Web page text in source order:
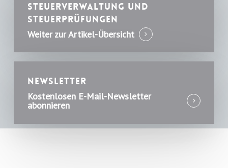
Steuerverwaltung und
Steuerprüfungen
Weiter zur Artikel-Übersicht
Newsletter
Kostenlosen E-Mail-Newsletter
abonnieren